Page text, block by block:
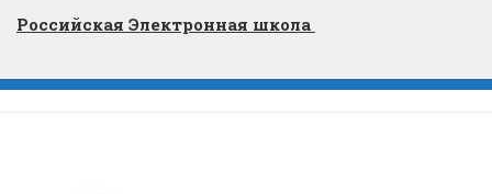
Российская Электронная школа